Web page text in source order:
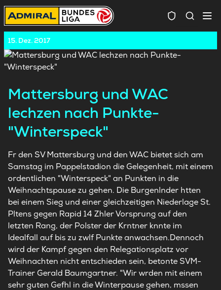
15. Dez. 2017
Mattersburg und WAC
lechzen nach Punkte-
"Winterspeck"
Fr den SV Mattersburg und den WAC bietet sich am
Samstag im Pappelstadion die Gelegenheit, mit einem
ordentlichen "Winterspeck" an Punkten in die
Weihnachtspause zu gehen. Die Burgenlnder htten
bei einem Sieg und einer gleichzeitigen Niederlage St.
Pltens gegen Rapid 14 Zhler Vorsprung auf den
letzten Rang, der Polster der Krntner knnte im
Idealfall auf bis zu zwlf Punkte anwachsen.Dennoch
wird der Kampf gegen den Relegationsplatz vor
Weihnachten nicht entschieden sein, betonte SVM-
Trainer Gerald Baumgartner. "Wir wrden mit einem
sehr guten Gefhl in die Winterpause gehen, mssen